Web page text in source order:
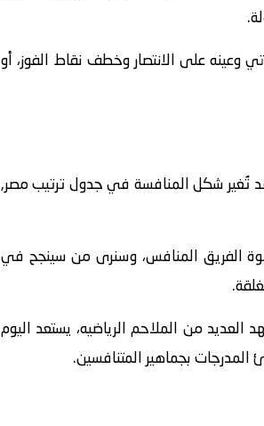
وعينه على الانتصار وخطف نقاط الفوز، أو
تُغير شكل المنافسة في جدول ترتيب مصر,
الفريق المنافس، وسنرى من سينجح في
من الملاحم الرياضيه، يستعد اليوم
بجماهير المتنافسين.